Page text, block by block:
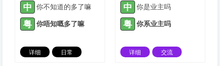
中 你不知道的多了嘛
粤 你唔知嘅多了嘛
详细
日常
中 你是业主吗
粤 你系业主吗
详细
交流